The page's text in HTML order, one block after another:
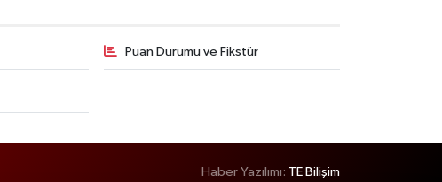
Puan Durumu ve Fikstür
Haber Yazılımı: TE Bilişim